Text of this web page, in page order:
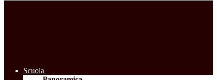
Scuola